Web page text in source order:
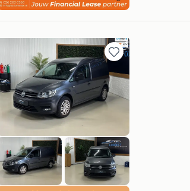
Heel Nederland
Bezoek website
Bewaren
Mijn
Favorieten